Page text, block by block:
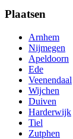
Plaatsen
Arnhem
Nijmegen
Apeldoorn
Ede
Veenendaal
Wijchen
Duiven
Harderwijk
Tiel
Zutphen